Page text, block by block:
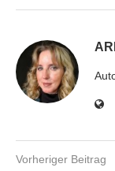
Vorheriger Beitrag